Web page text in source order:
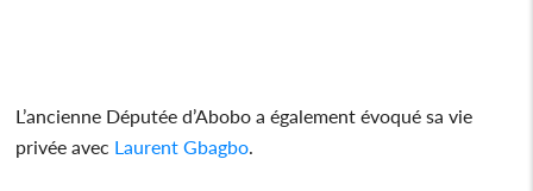
L’ancienne Députée d’Abobo a également évoqué sa vie
privée avec Laurent Gbagbo